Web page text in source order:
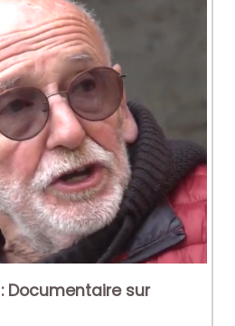
Documentaire sur